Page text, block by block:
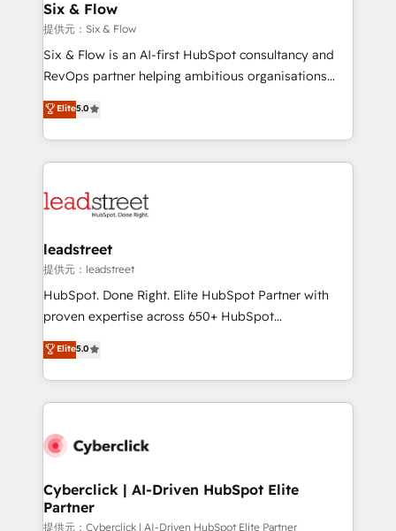
helps the following industries: logistics & 3PL, home
improvement & construction, branding and
commercialization, real estate, health, education,
SaaS, Software Dev & IT and consulting, make the
the United States, EU, UAE, Mexico and Latin
America. From casual user to super fan: make
Six & Flow
提供元：Six & Flow
Six & Flow is an AI-first HubSpot consultancy and
RevOps partner helping ambitious organisations
grow with clarity, confidence, and intelligence.
Operating across the UK, Netherlands, Ireland, and
Canada, we’ve delivered thousands of successful
HubSpot projects for mid-market and enterprise
combine HubSpot, data, and AI to design connected
and technology for predictable, scalable revenue
growth. Our expertise spans RevOps, CRM and data
architecture, AI enablement, and strategic marketing,
delivered through our proprietary FLAIR framework
Partner and ISO 27001:2022 certified consultancy,
we blend strategy, creativity, and technology to help
Elite5.0
leadstreet
提供元：leadstreet
HubSpot. Done Right. Elite HubSpot Partner with
proven expertise across 650+ HubSpot
implementations. With 12+ years of HubSpot
experience, we help you use the HubSpot platform
to its fullest capacity, improve your current HubSpot
website, or build your new one.
Elite5.0
Cyberclick | AI-Driven HubSpot Elite
Partner
提供元：Cyberclick | AI-Driven HubSpot Elite Partner